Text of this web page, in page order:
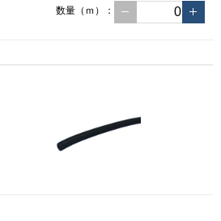
数量（ｍ）：